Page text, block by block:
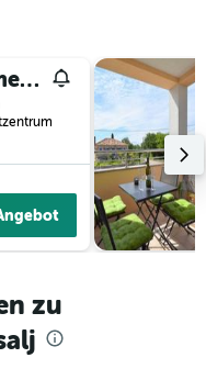
Cozy Home In Omisalj With Wifi
zu